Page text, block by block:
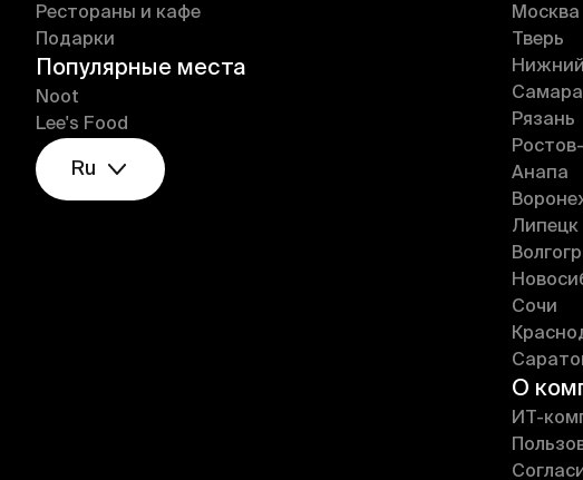
Рестораны и кафе
Подарки
Популярные места
Noot
Lee's Food
Ru
Москва
Тверь
Самара
Рязань
Анапа
Липецк
Сочи
О
ИT-